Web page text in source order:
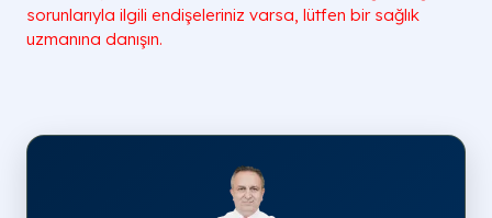
sorunlarıyla ilgili endişeleriniz varsa, lütfen bir sağlık
uzmanına danışın.